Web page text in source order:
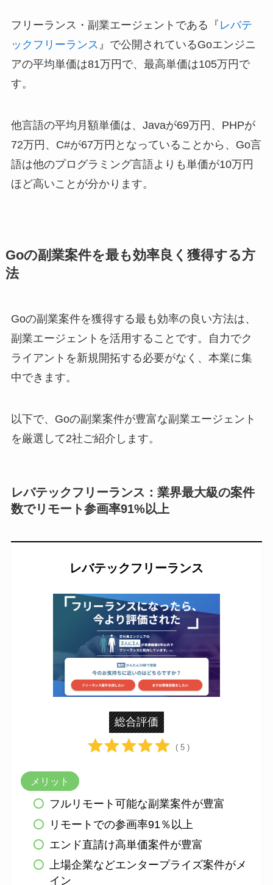
フリーランス・副業エージェントである『 レバテ
ックフリーランス 』で公開されているGoエンジニ
アの平均単価は81万円で、最高単価は105万円で
す。
他言語の平均月額単価は、Javaが69万円、PHPが
72万円、C#が67万円となっていることから、Go言
語は他のプログラミング言語よりも単価が10万円
ほど高いことが分かります。
Goの副業案件を最も効率良く獲得する方
法
Goの副業案件を獲得する最も効率の良い方法は、
副業エージェントを活用することです。自力でク
ライアントを新規開拓する必要がなく、本業に集
中できます。
以下で、Goの副業案件が豊富な副業エージェント
を厳選して2社ご紹介します。
レバテックフリーランス：業界最大級の案件
数でリモート参画率91%以上
レバテックフリーランス
総合評価
( 5 )
メリット
フルリモート可能な副業案件が豊富
リモートでの参画率91％以上
エンド直請け高単価案件が豊富
上場企業などエンタープライズ案件がメ
イン